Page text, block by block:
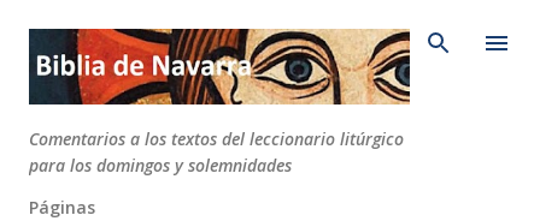
Ir al contenido principal
Comentarios a los textos del leccionario litúrgico
para los domingos y solemnidades
Páginas